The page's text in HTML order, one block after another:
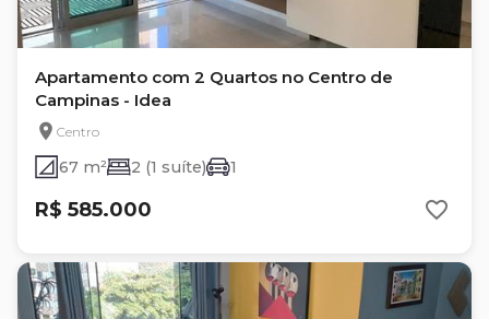
Apartamento com 2 Quartos no Centro de
Campinas - Idea
Centro
67 m² 2 (1 suíte) 1
R$ 585.000